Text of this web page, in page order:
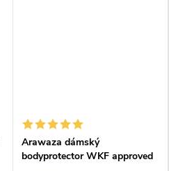
Arawaza dámský
bodyprotector WKF approved